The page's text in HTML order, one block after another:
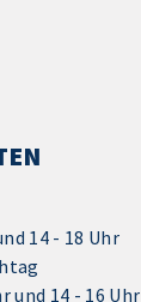
14 - 18 Uhr
und 14 - 16 Uhr